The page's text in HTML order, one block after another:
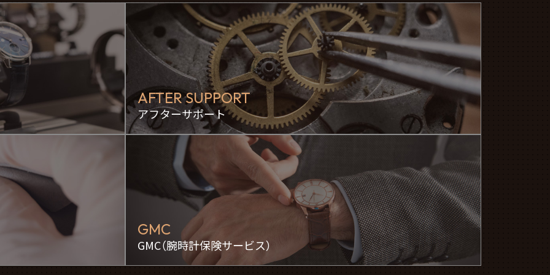
AFTER SUPPORT
アフターサポート
GMC
GMC（腕時計保険サービス）